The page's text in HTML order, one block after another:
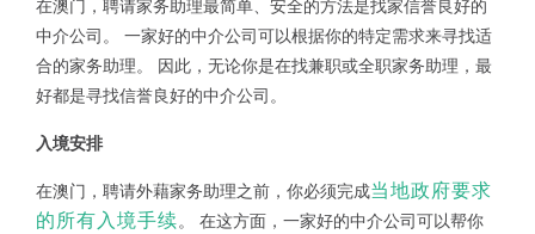
在澳门，聘请家务助理最简单、安全的方法是找家信誉良好的
中介公司。 一家好的中介公司可以根据你的特定需求来寻找适
合的家务助理。 因此，无论你是在找兼职或全职家务助理，最
好都是寻找信誉良好的中介公司。
入境安排
在澳门，聘请外藉家务助理之前，你必须完成当地政府要求
的所有入境手续。 在这方面，一家好的中介公司可以帮你